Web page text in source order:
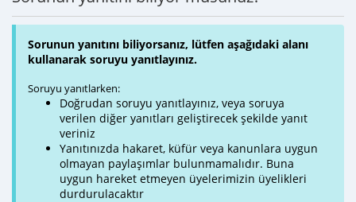
Sorunun yanıtını biliyorsanız, lütfen aşağıdaki alanı
kullanarak soruyu yanıtlayınız.
Soruyu yanıtlarken:
Doğrudan soruyu yanıtlayınız, veya soruya
verilen diğer yanıtları geliştirecek şekilde yanıt
veriniz
Yanıtınızda hakaret, küfür veya kanunlara uygun
olmayan paylaşımlar bulunmamalıdır. Buna
uygun hareket etmeyen üyelerimizin üyelikleri
durdurulacaktır